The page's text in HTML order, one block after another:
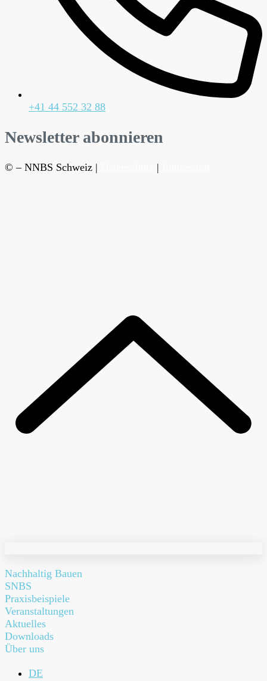
+41 44 552 32 88
Newsletter abonnieren
© – NNBS Schweiz | |
Nachhaltig Bauen
SNBS
Praxisbeispiele
Veranstaltungen
Aktuelles
Downloads
Über uns
DE